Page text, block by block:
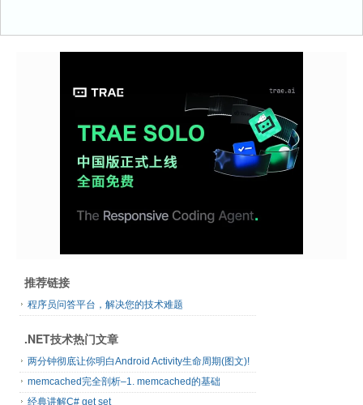
推荐链接
程序员问答平台，解决您的技术难题
.NET技术热门文章
两分钟彻底让你明白Android Activity生命周期(图文)!
memcached完全剖析–1. memcached的基础
经典讲解C# get set